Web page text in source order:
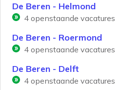
De Beren - Helmond
4 openstaande vacatures
De Beren - Roermond
4 openstaande vacatures
De Beren - Delft
4 openstaande vacatures